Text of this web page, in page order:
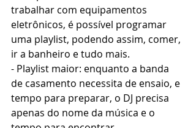
trabalhar com equipamentos
eletrônicos, é possível programar
uma playlist, podendo assim, comer,
ir a banheiro e tudo mais.
- Playlist maior: enquanto a banda
de casamento necessita de ensaio, e
tempo para preparar, o DJ precisa
apenas do nome da música e o